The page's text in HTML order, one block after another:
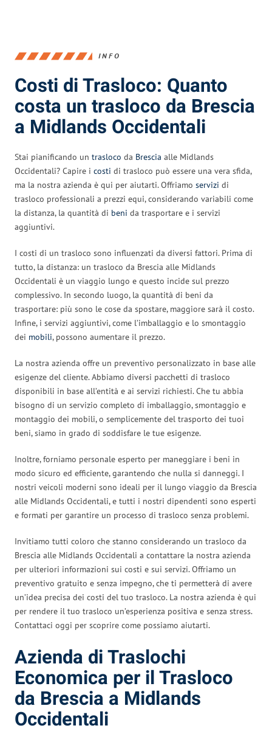
INFO
Costi di Trasloco: Quanto
costa un trasloco da Brescia
a Midlands Occidentali
Stai pianificando un trasloco da Brescia alle Midlands
Occidentali? Capire i costi di trasloco può essere una vera sfida,
ma la nostra azienda è qui per aiutarti. Offriamo servizi di
trasloco professionali a prezzi equi, considerando variabili come
la distanza, la quantità di beni da trasportare e i servizi
aggiuntivi.
I costi di un trasloco sono influenzati da diversi fattori. Prima di
tutto, la distanza: un trasloco da Brescia alle Midlands
Occidentali è un viaggio lungo e questo incide sul prezzo
complessivo. In secondo luogo, la quantità di beni da
trasportare: più sono le cose da spostare, maggiore sarà il costo.
Infine, i servizi aggiuntivi, come l’imballaggio e lo smontaggio
dei mobili, possono aumentare il prezzo.
La nostra azienda offre un preventivo personalizzato in base alle
esigenze del cliente. Abbiamo diversi pacchetti di trasloco
disponibili in base all’entità e ai servizi richiesti. Che tu abbia
bisogno di un servizio completo di imballaggio, smontaggio e
montaggio dei mobili, o semplicemente del trasporto dei tuoi
beni, siamo in grado di soddisfare le tue esigenze.
Inoltre, forniamo personale esperto per maneggiare i beni in
modo sicuro ed efficiente, garantendo che nulla si danneggi. I
nostri veicoli moderni sono ideali per il lungo viaggio da Brescia
alle Midlands Occidentali, e tutti i nostri dipendenti sono esperti
e formati per garantire un processo di trasloco senza problemi.
Invitiamo tutti coloro che stanno considerando un trasloco da
Brescia alle Midlands Occidentali a contattare la nostra azienda
per ulteriori informazioni sui costi e sui servizi. Offriamo un
preventivo gratuito e senza impegno, che ti permetterà di avere
un’idea precisa dei costi del tuo trasloco. La nostra azienda è qui
per rendere il tuo trasloco un’esperienza positiva e senza stress.
Contattaci oggi per scoprire come possiamo aiutarti.
Azienda di Traslochi
Economica per il Trasloco
da Brescia a Midlands
Occidentali